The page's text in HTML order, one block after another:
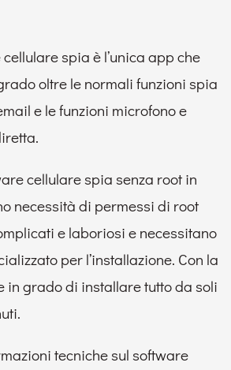
spia è l’unica app che
oltre le normali funzioni spia
e le funzioni microfono e
cellulare spia senza root in
necessità di permessi di root
e laboriosi e necessitano
per l’installazione. Con la
in grado di installare tutto da soli
tecniche sul software